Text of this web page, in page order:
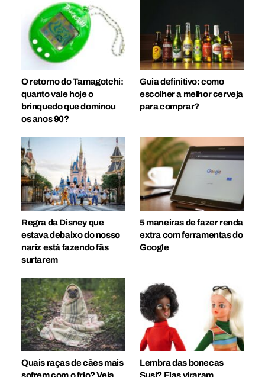
O retorno do Tamagotchi:
quanto vale hoje o
brinquedo que dominou
os anos 90?
Guia definitivo: como
escolher a melhor cerveja
para comprar?
Regra da Disney que
estava debaixo do nosso
nariz está fazendo fãs
surtarem
5 maneiras de fazer renda
extra com ferramentas do
Google
Quais raças de cães mais
sofrem com o frio? Veja
Lembra das bonecas
Susi? Elas viraram